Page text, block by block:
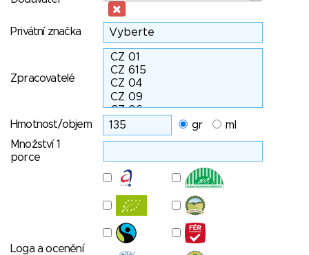
Privátní značka
Zpracovatelé
Hmotnost/objem gr
ml
Množství 1
porce
Loga a ocenění